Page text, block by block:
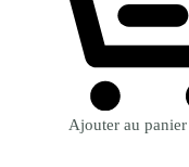
Ajouter au panier